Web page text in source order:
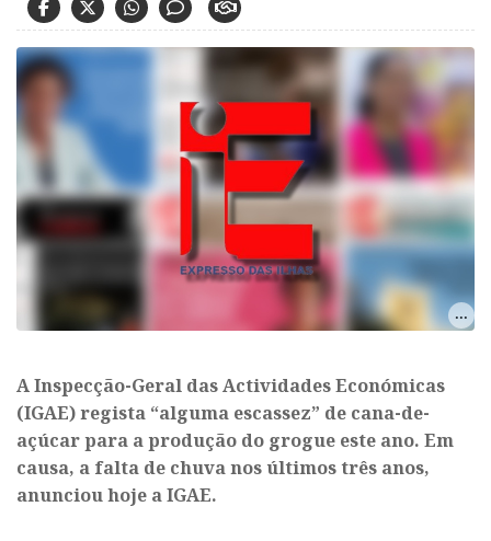
A Inspecção-Geral das Actividades Económicas
(IGAE) regista “alguma escassez” de cana-de-
açúcar para a produção do grogue este ano. Em
causa, a falta de chuva nos últimos três anos,
anunciou hoje a IGAE.